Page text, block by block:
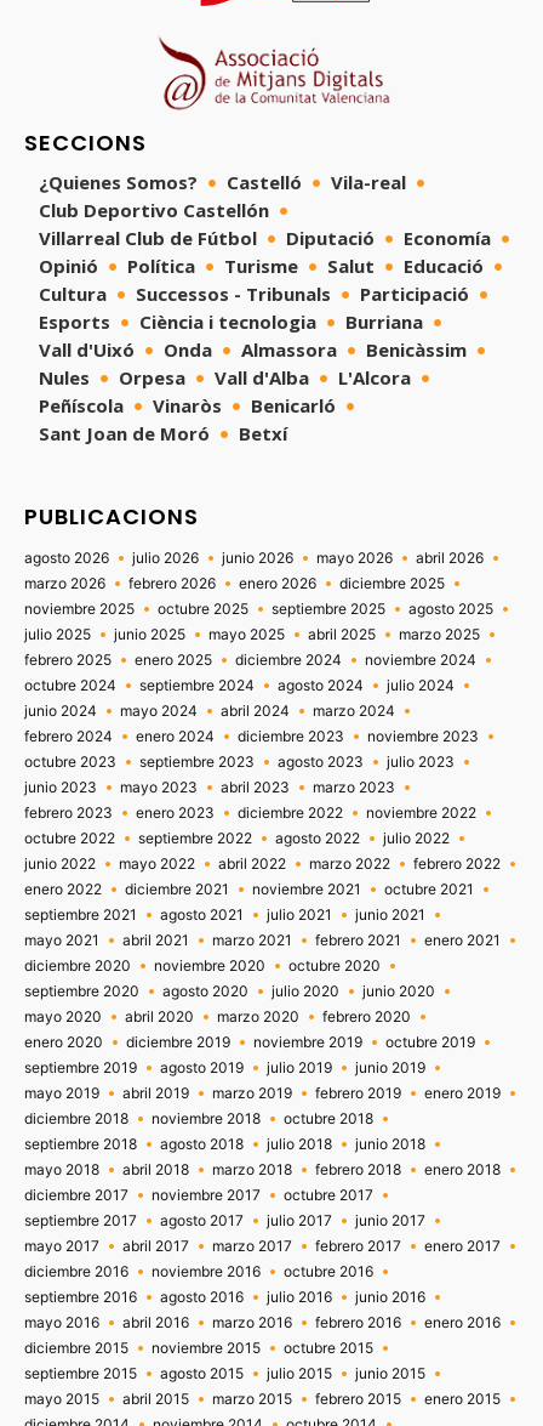
SECCIONS
¿Quienes Somos? Castelló
Vila-real
Club Deportivo Castellón
Villarreal Club de Fútbol
Diputació
Economía
Opinió
Política Turisme Salut
Educació
Cultura
Successos - Tribunals
Participació
Esports
Ciència i tecnologia
Burriana
Vall d'Uixó
Onda Almassora
Benicàssim
Nules
Orpesa Vall d'Alba
L'Alcora
Peñíscola
Vinaròs
Benicarló
Sant Joan de Moró
Betxí
PUBLICACIONS
agosto 2026 julio 2026 junio 2026 mayo 2026
abril 2026
marzo 2026
febrero 2026 enero 2026
diciembre 2025
noviembre 2025
octubre 2025 septiembre 2025
agosto 2025
julio 2025
junio 2025 mayo 2025 abril 2025
marzo 2025
febrero 2025
enero 2025 diciembre 2024
noviembre 2024
octubre 2024
septiembre 2024 agosto 2024
julio 2024
junio 2024
mayo 2024 abril 2024
marzo 2024
febrero 2024
enero 2024 diciembre 2023
noviembre 2023
octubre 2023
septiembre 2023 agosto 2023
julio 2023
junio 2023
mayo 2023 abril 2023
marzo 2023
febrero 2023
enero 2023 diciembre 2022
noviembre 2022
octubre 2022
septiembre 2022 agosto 2022
julio 2022
junio 2022
mayo 2022 abril 2022 marzo 2022
febrero 2022
enero 2022
diciembre 2021 noviembre 2021
octubre 2021
septiembre 2021
agosto 2021 julio 2021
junio 2021
mayo 2021
abril 2021 marzo 2021 febrero 2021
enero 2021
diciembre 2020
noviembre 2020
octubre 2020
septiembre 2020
agosto 2020 julio 2020
junio 2020
mayo 2020
abril 2020 marzo 2020
febrero 2020
enero 2020
diciembre 2019 noviembre 2019
octubre 2019
septiembre 2019
agosto 2019 julio 2019
junio 2019
mayo 2019
abril 2019 marzo 2019 febrero 2019
enero 2019
diciembre 2018
noviembre 2018
octubre 2018
septiembre 2018
agosto 2018 julio 2018
junio 2018
mayo 2018
abril 2018 marzo 2018 febrero 2018
enero 2018
diciembre 2017
noviembre 2017
octubre 2017
septiembre 2017
agosto 2017 julio 2017
junio 2017
mayo 2017
abril 2017 marzo 2017 febrero 2017
enero 2017
diciembre 2016
noviembre 2016
octubre 2016
septiembre 2016
agosto 2016 julio 2016
junio 2016
mayo 2016
abril 2016 marzo 2016 febrero 2016
enero 2016
diciembre 2015
noviembre 2015
octubre 2015
septiembre 2015
agosto 2015 julio 2015
junio 2015
mayo 2015
abril 2015 marzo 2015 febrero 2015
enero 2015